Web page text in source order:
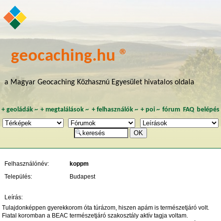
geocaching.hu ®
a Magyar Geocaching Közhasznú Egyesület hivatalos oldala
+ geoládák~ +megtalálások ~ + felhasználók~ + poi~ fórum FAQ belépés
Felhasználónév:
koppm
Település:
Budapest
Leírás:
Tulajdonképpen gyerekkorom óta túrázom, hiszen apám is természetjáró volt.
Fiatal koromban a BEAC természetjáró szakosztály aktív tagja voltam.